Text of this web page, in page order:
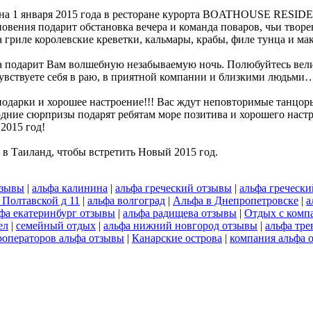
на 1 января 2015 года в ресторане курорта BOATHOUSE
подарит обстановка вечера и команда поваров, чьи
королевские креветки, кальмары, крабы, филе тунца и
подарит Вам волшебную незабываемую ночь. Полюбуйтесь
себя в раю, в приятной компании и близкими
и хорошее настроение!!! Вас ждут неповторимые
сюрпризы подарят ребятам море позитива и хорошего
год!
в Таиланд, чтобы встретить Новый 2015 год.
| альфа калинина | альфа греческий отзывы | альфа
д 11 | альфа волгоград | Альфа в Днепропетровске |
екатеринбург отзывы | альфа радищева отзывы | Отдых с
| семейный отдых | альфа нижний новгород отзывы | альфа
альфа отзывы | Канарские острова | компания альфа